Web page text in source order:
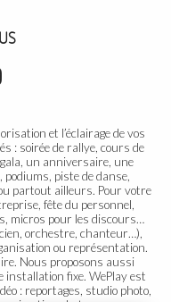
et l’éclairage de vos
: soirée de rallye, cours de
un anniversaire, une
podiums, piste de danse,
partout ailleurs. Pour votre
fête du personnel,
micros pour les discours…
orchestre, chanteur…),
ou représentation.
Nous proposons aussi
installation fixe. WePlay est
: reportages, studio photo,